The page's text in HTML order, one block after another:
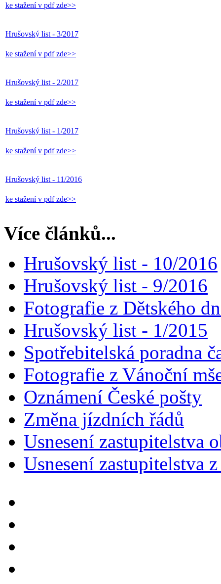
ke stažení v pdf zde>>
Hrušovský list - 3/2017
ke stažení v pdf zde>>
Hrušovský list - 2/2017
ke stažení v pdf zde>>
Hrušovský list - 1/2017
ke stažení v pdf zde>>
Hrušovský list - 11/2016
ke stažení v pdf zde>>
Více článků...
Hrušovský list - 10/2016
Hrušovský list - 9/2016
Fotografie z Dětského
Hrušovský list - 1/2015
Spotřebitelská poradna
Fotografie z Vánoční
Oznámení České pošty
Změna jízdních řádů
Usnesení zastupitelstva
Usnesení zastupitelstva